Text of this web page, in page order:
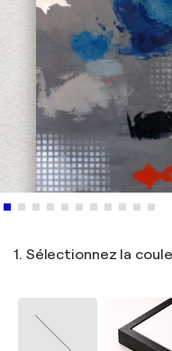
1. Sélectionnez la